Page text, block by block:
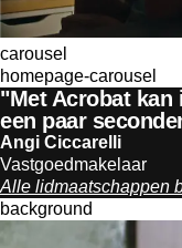
carousel
homepage-carousel
"Met Acrobat
een paar
Angi Ciccarelli
Vastgoedmakelaar
Alle lidmaatschappen
background